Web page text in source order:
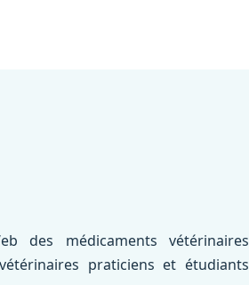
des médicaments vétérinaires
praticiens et étudiants